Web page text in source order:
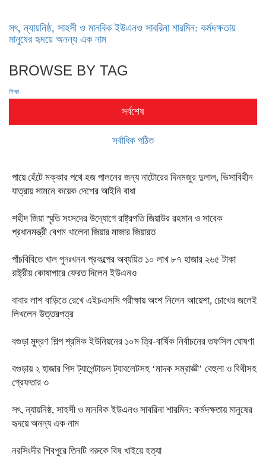
সৎ, ন্যায়নিষ্ঠ, সাহসী ও মানবিক ইউএনও সাবরিনা শারমিন: কর্মদক্ষতায়
মানুষের হৃদয়ে অনন্য এক নাম
BROWSE BY TAG
শিক্ষা
সর্বশেষ
সর্বাধিক পঠিত
পায়ে হেঁটে মক্কার পথে হজ পালনের জন্য নাটোরের দিনমজুর দুলাল, ভিসাবিহীন
যাত্রায় সামনে কয়েক দেশের আইনি বাধা
শহীদ জিয়া স্মৃতি সংসদের উদ্যোগে রাষ্ট্রপতি জিয়াউর রহমান ও সাবেক
প্রধানমন্ত্রী বেগম খালেদা জিয়ার মাজার জিয়ারত
পাঁচবিবিতে খাল পুনঃখনন প্রকল্পের অব্যয়িত ১০ লাখ ৮৭ হাজার ২৬৫ টাকা
রাষ্ট্রীয় কোষাগারে ফেরত দিলেন ইউএনও
বাবার লাশ বাড়িতে রেখে এইচএসসি পরীক্ষায় অংশ নিলেন আয়েশা, চোখের জলেই
লিখলেন উত্তরপত্র
বগুড়া মুদ্রণ শিল্প শ্রমিক ইউনিয়নের ১০ম ত্রি-বার্ষিক নির্বাচনের তফসিল ঘোষণা
বগুড়ায় ২ হাজার পিস ট্যাপেন্টাডল ট্যাবলেটসহ ‘মাদক সম্রাজ্ঞী’ বেহুলা ও বিথীসহ
গ্রেফতার ৩
সৎ, ন্যায়নিষ্ঠ, সাহসী ও মানবিক ইউএনও সাবরিনা শারমিন: কর্মদক্ষতায় মানুষের
হৃদয়ে অনন্য এক নাম
নরসিংদীর শিবপুরে তিনটি গরুকে বিষ খাইয়ে হত্যা